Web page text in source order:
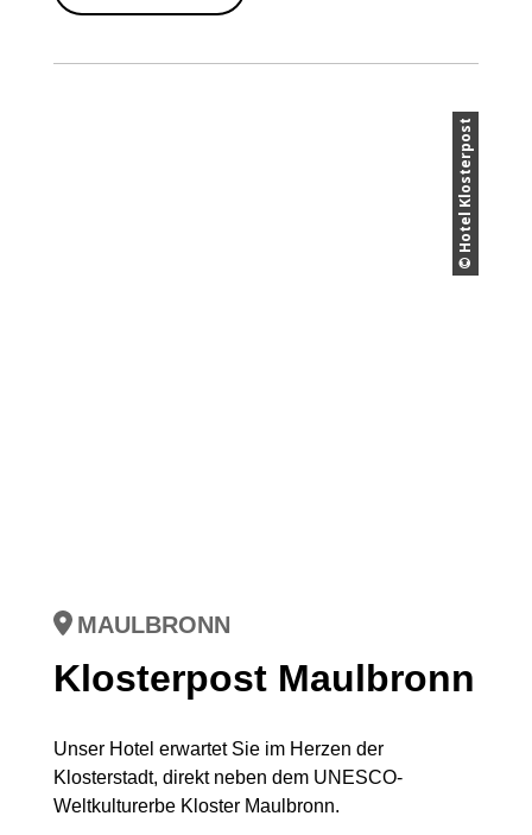
© Hotel Klosterpost
MAULBRONN
Klosterpost Maulbronn
Unser Hotel erwartet Sie im Herzen der
Klosterstadt, direkt neben dem UNESCO-
Weltkulturerbe Kloster Maulbronn.